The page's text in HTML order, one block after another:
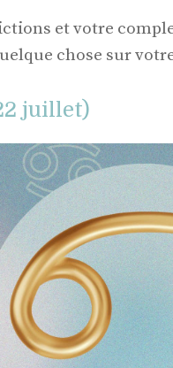
et votre
chose sur
juillet)